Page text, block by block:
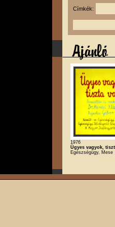
Címkék:
1976
Ügyes vagyok,
Egészségügy, Mese